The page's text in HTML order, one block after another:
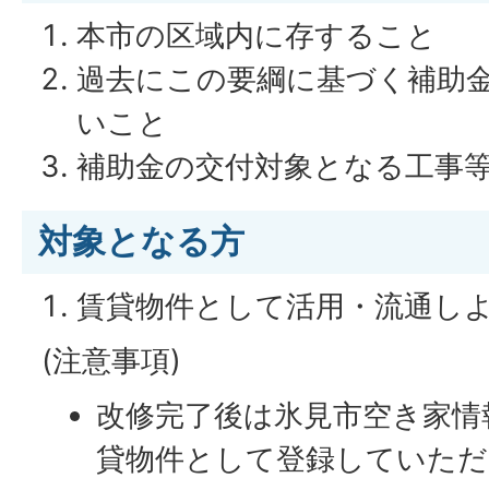
本市の区域内に存すること
過去にこの要綱に基づく補助
いこと
補助金の交付対象となる工事
対象となる方
賃貸物件として活用・流通し
者
空き家の所有者から借り受け
ース)しようとする方
(注意事項)
改修完了後は氷見市空き家
貸物件として登録していた